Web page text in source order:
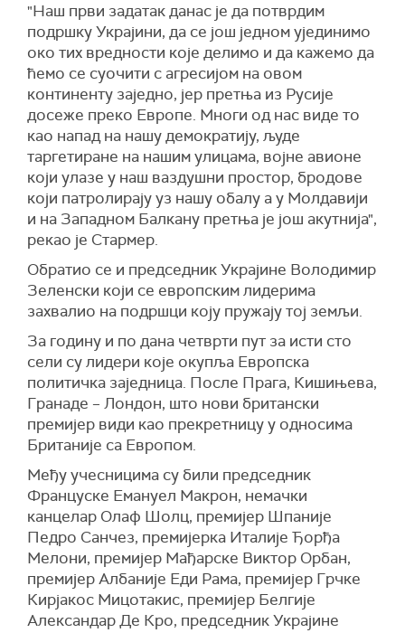
"Наш први задатак данас је да потврдим
подршку Украјини, да се још једном ујединимо
око тих вредности које делимо и да кажемо да
ћемо се суочити с агресијом на овом
континенту заједно, јер претња из Русије
досеже преко Европе. Многи од нас виде то
као напад на нашу демократију, људе
таргетиране на нашим улицама, војне авионе
који улазе у наш ваздушни простор, бродове
који патролирају уз нашу обалу а у Молдавији
и на Западном Балкану претња је још акутнија",
рекао је Стармер.
Обратио се и председник Украјине Володимир
Зеленски који се европским лидерима
захвалио на подршци коју пружају тој земљи.
За годину и по дана четврти пут за исти сто
сели су лидери које окупља Европска
политичка заједница. После Прага, Кишињева,
Гранаде – Лондон, што нови британски
премијер види као прекретницу у односима
Британије са Европом.
Међу учесницима су били председник
Француске Емануел Макрон, немачки
канцелар Олаф Шолц, премијер Шпаније
Педро Санчез, премијерка Италије Ђорђа
Мелони, премијер Мађарске Виктор Орбан,
премијер Албаније Еди Рама, премијер Грчке
Кирјакос Мицотакис, премијер Белгије
Александар Де Кро, председник Украјине